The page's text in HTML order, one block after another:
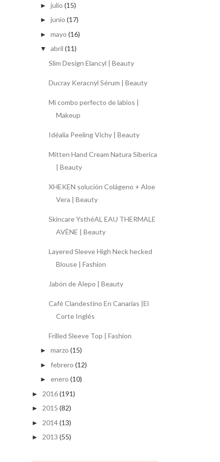
► julio (15)
► junio (17)
► mayo (16)
▼ abril (11)
Slim Design Elancyl | Beauty
Ducray Keracnyl Sérum | Beauty
Mi combo perfecto de labios |
Makeup
Idéalia Peeling Vichy | Beauty
Mitten Hand Cream Natura Siberica
| Beauty
XHEKEN solución Colágeno + Aloe
Vera | Beauty
Skincare YsthéAL EAU THERMALE
AVÈNE | Beauty
Layered Sleeve High Neck hecked
Blouse | Fashion
Jabón de Alepo | Beauty
Café Clandestino En Canarias |El
Corte Inglés
Frilled Sleeve Top | Fashion
► marzo (15)
► febrero (12)
► enero (10)
► 2016(191)
► 2015 (82)
► 2014(13)
► 2013 (55)